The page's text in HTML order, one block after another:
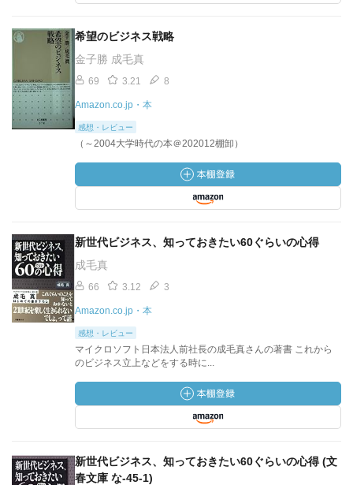
希望のビジネス戦略
金子勝 成毛真
69 3.21 8
Amazon.co.jp・本
感想・レビュー
（～2004大学時代の本＠202012棚卸）
新世代ビジネス、知っておきたい60ぐらいの心得
成毛真
66 3.12 3
Amazon.co.jp・本
感想・レビュー
マイクロソフト日本法人前社長の成毛真さんの著書 これから
のビジネス立上などをする時に...
新世代ビジネス、知っておきたい60ぐらいの心得 (文
春文庫 な-45-1)